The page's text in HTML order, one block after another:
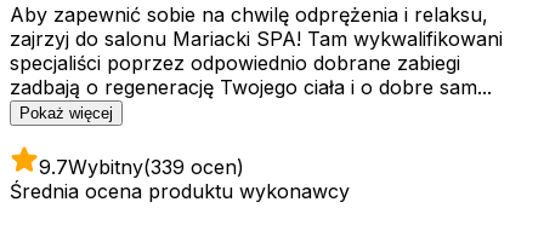
Aby zapewnić sobie na chwilę odprężenia i relaksu,
zajrzyj do salonu Mariacki SPA! Tam wykwalifikowani
specjaliści poprzez odpowiednio dobrane zabiegi
zadbają o regenerację Twojego ciała i o dobre sam...
Pokaż więcej
9.7Wybitny(339 ocen)
Średnia ocena produktu wykonawcy